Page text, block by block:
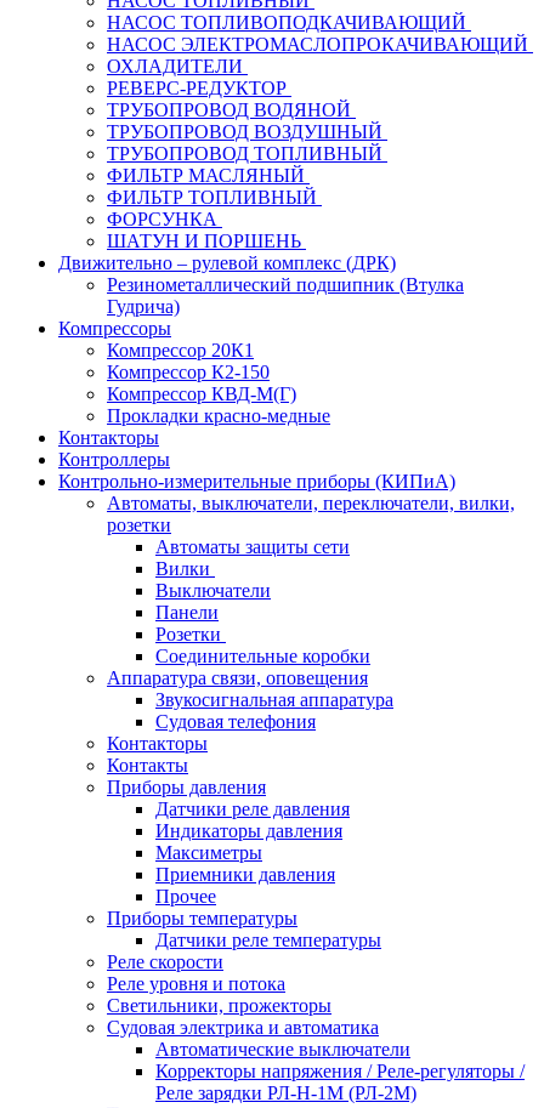
НАСОС ТОПЛИВОПОДКАЧИВАЮЩИЙ
НАСОС ЭЛЕКТРОМАСЛОПРОКАЧИВАЮЩИЙ
ОХЛАДИТЕЛИ
РЕВЕРС-РЕДУКТОР
ТРУБОПРОВОД ВОДЯНОЙ
ТРУБОПРОВОД ВОЗДУШНЫЙ
ТРУБОПРОВОД ТОПЛИВНЫЙ
ФИЛЬТР МАСЛЯНЫЙ
ФИЛЬТР ТОПЛИВНЫЙ
ФОРСУНКА
ШАТУН И ПОРШЕНЬ
Движительно – рулевой комплекс (ДРК)
Резинометаллический подшипник (Втулка
Гудрича)
Компрессоры
Компрессор 20К1
Компрессор К2-150
Компрессор КВД-М(Г)
Прокладки красно-медные
Контакторы
Контроллеры
Контрольно-измерительные приборы (КИПиА)
Автоматы, выключатели, переключатели, вилки,
розетки
Автоматы защиты сети
Вилки
Выключатели
Панели
Розетки
Соединительные коробки
Аппаратура связи, оповещения
Звукосигнальная аппаратура
Судовая телефония
Контакторы
Контакты
Приборы давления
Датчики реле давления
Индикаторы давления
Максиметры
Приемники давления
Прочее
Приборы температуры
Датчики реле температуры
Реле скорости
Реле уровня и потока
Светильники, прожекторы
Судовая электрика и автоматика
Автоматические выключатели
Корректоры напряжения / Реле-регуляторы /
Реле зарядки РЛ-Н-1М (РЛ-2М)